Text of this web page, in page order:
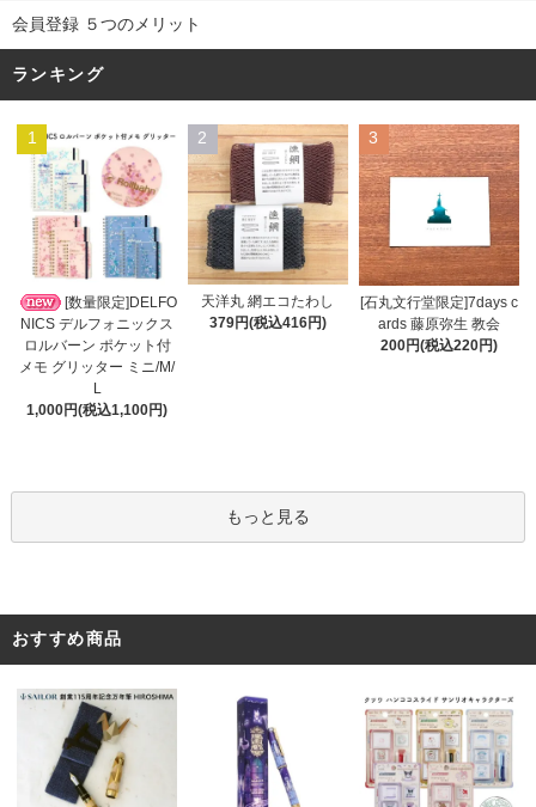
会員登録 ５つのメリット
ランキング
1
[数量限定]DELFO
NICS デルフォニックス
ロルバーン ポケット付
メモ グリッター ミニ/M/
L
1,000円(税込1,100円)
2
天洋丸 網エコたわし
379円(税込416円)
3
[石丸文行堂限定]7days c
ards 藤原弥生 教会
200円(税込220円)
もっと見る
おすすめ商品